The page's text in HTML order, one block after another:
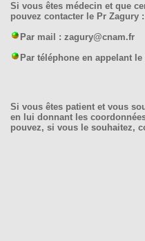
Si vous êtes médecin et que
pouvez contacter le Pr Zagury :
Par mail : zagury@cnam.fr
Par téléphone en appelant le
Si vous êtes patient et vous
en lui donnant les
pouvez, si vous le souhaitez,